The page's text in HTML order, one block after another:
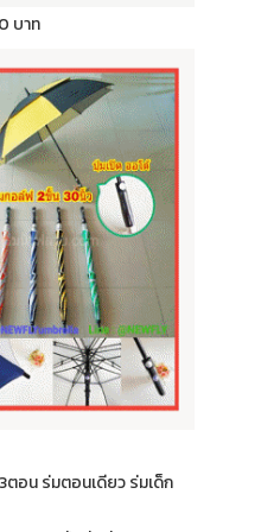
บาท
อน ร่มตอนเดียว ร่มเด็ก